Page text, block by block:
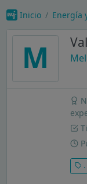
Inicio Energía
M
.